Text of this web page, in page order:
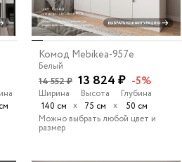
Комод Mebikea-957e
Белый
14 552 ₽ 13 824 ₽ -5%
Ширина
140 см х
Высота
75 см
х
Глубина
50 см
Можно выбрать любой цвет и
размер